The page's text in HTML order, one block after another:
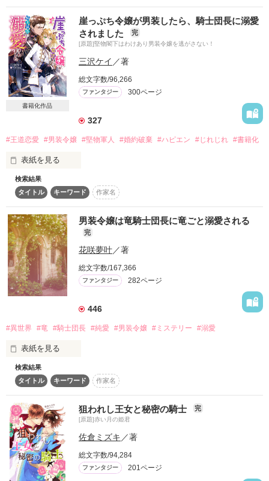
★　レビューお礼　★
きなこ もちさま
☆★くぅ♪★☆さま
usamoさま
聖凪砂さま
ありがとうございました♡
また、電子書籍化にあたりタイトルを変更しました。
新題名『氷月の騎士は男装令嬢～なぜか溺愛されています～』
旧題名『侯爵令嬢は秘密の騎士　（旧：男子士官学校の麗人
－クールな王国騎士様が実はおてんば令嬢ってことは王子様に
も秘密です！－）』
また、翻訳版は2022/10/31発売です。
タイトルは【The Strongest Knight is Actually a Cross-Dressing
Noblewoman?!】です。
イラストは白皙先生です！
どうぞよろしくお願いいたします。
【完結済】
侯爵令嬢のベルンは女子禁制の士官学校で女子であることを隠
しながら生活している。
女であることがバレたら卒業は出来なくなるのだ。
だから、絶対目立ちたくない！
それなのになぜかアイドル騎士に祭り上げられ……。
男だと思われているはずなのに、なぜか王子に告白までされて
しまい!?
切ない声だ。胸が締め付けられる。
こんな気持ち知らない。
せつなげに眉を寄せて唇を指でなぞるから、慌てて顔をそむ
ける。
こんなシュテル知らない。
書籍化作品
崖っぷち令嬢が男装したら、騎士団長に溺愛
されました
完
[原題]堅物閣下はわけあり男装令嬢を逃がさない！
三沢ケイ ／著
総文字数/96,266
ファンタジー 300ページ
327
#王道恋愛 #男装令嬢 #堅物軍人 #婚約破棄 #ハピエン #じれじれ #書籍化
表紙を見る
◆甘々な後日談を大幅加筆の上、ベリーズ文庫様より発売中！
応援してくださった皆様、ありがとうございます！◆
「すまない。
けど、俺にはアイリスを支えてゆける自信がない。
婚約を解消してほしい」
コスタ子爵令嬢──アイリスは
社交界デビューして初めての舞踏会で、
婚約者に婚約破棄を言い渡される。
両親を亡くし、病気の弟を抱え、
男装して弟に成り代わり騎士となること決意する。
しかし、普段は厳しいが部下想いの堅物軍人──レオナルドとの
出会いで、
運命の歯車が大きく回り始めて……。
俺が心から美しいと思った女は世界にたった一人しかいない。
お前だ」
わけあり男装令嬢
✕
無骨な堅物軍人
検索結果
タイトル
キーワード 作家名
男装令嬢は竜騎士団長に竜ごと溺愛される
完
花咲夢叶／著
総文字数/167,366
ファンタジー 282ページ
446
#異世界 #竜 #騎士団長 #純愛 #男装令嬢 #ミステリー #溺愛
表紙を見る
カターナ国のボルジーニと言う街を
統治していた父ボルテ公爵が無実の罪で捕らえられ三年。
辺境地に流れ住む没落令嬢のサラ・サマンドラ（18歳）は青い
竜ブルーノと共に隣国リアーナの竜騎士団に父を助け出す協力
を求めに旅立つ。
誰もが目を引く美男子ながら冷酷で周囲からも恐れられている
検索結果
タイトル
キーワード 作家名
狙われし王女と秘密の騎士 完
[原題]赤い月の姫君
佐倉ミズキ ／著
総文字数/94,284
ファンタジー 201ページ